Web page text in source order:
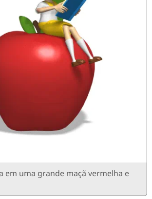
em uma grande maçã vermelha e